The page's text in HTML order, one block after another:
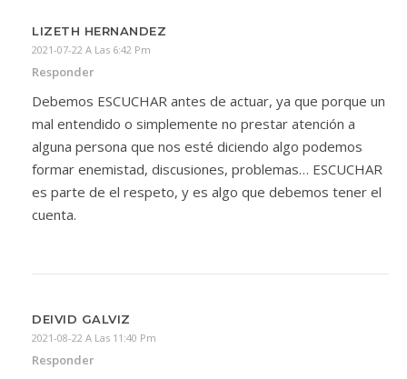
LIZETH HERNANDEZ
2021-07-22 A Las 6:42 Pm
Responder
Debemos ESCUCHAR antes de actuar, ya que porque un
mal entendido o simplemente no prestar atención a
alguna persona que nos esté diciendo algo podemos
formar enemistad, discusiones, problemas… ESCUCHAR
es parte de el respeto, y es algo que debemos tener el
cuenta.
DEIVID GALVIZ
2021-08-22 A Las 11:40 Pm
Responder